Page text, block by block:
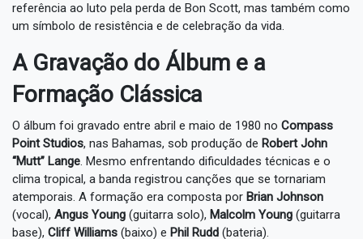
referência ao luto pela perda de Bon Scott, mas também como
um símbolo de resistência e de celebração da vida.
A Gravação do Álbum e a
Formação Clássica
O álbum foi gravado entre abril e maio de 1980 no Compass
Point Studios, nas Bahamas, sob produção de Robert John
“Mutt” Lange . Mesmo enfrentando dificuldades técnicas e o
clima tropical, a banda registrou canções que se tornariam
atemporais. A formação era composta por Brian Johnson
(vocal), Angus Young (guitarra solo), Malcolm Young (guitarra
base), Cliff Williams (baixo) e Phil Rudd (bateria).